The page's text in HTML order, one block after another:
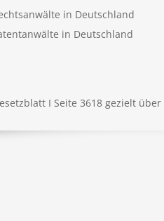
in Deutschland
in Deutschland
I Seite 3618 gezielt